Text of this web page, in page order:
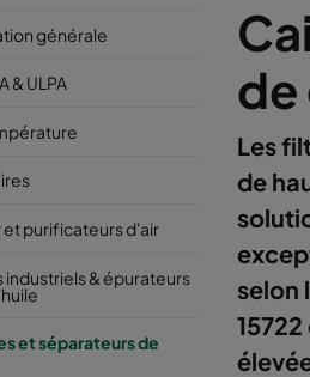
générale
& ULPA
et purificateurs d'air
industriels & épurateurs
et séparateurs de
Les
de
selon